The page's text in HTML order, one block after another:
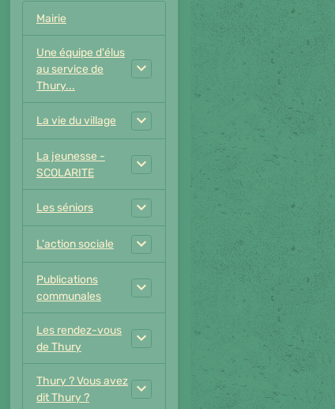
Mairie
Une équipe d'élus
au service de
Thury...
La vie du village
La jeunesse -
SCOLARITE
Les séniors
L'action sociale
Publications
communales
Les rendez-vous
de Thury
Thury ? Vous avez
dit Thury ?